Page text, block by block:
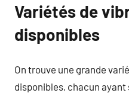
Variétés de
disponibles
On trouve une grande
disponibles, chacun